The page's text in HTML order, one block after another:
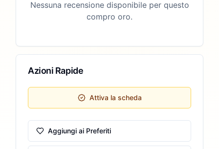
Nessuna recensione disponibile per questo
compro oro.
Azioni Rapide
Attiva la scheda
Aggiungi ai Preferiti